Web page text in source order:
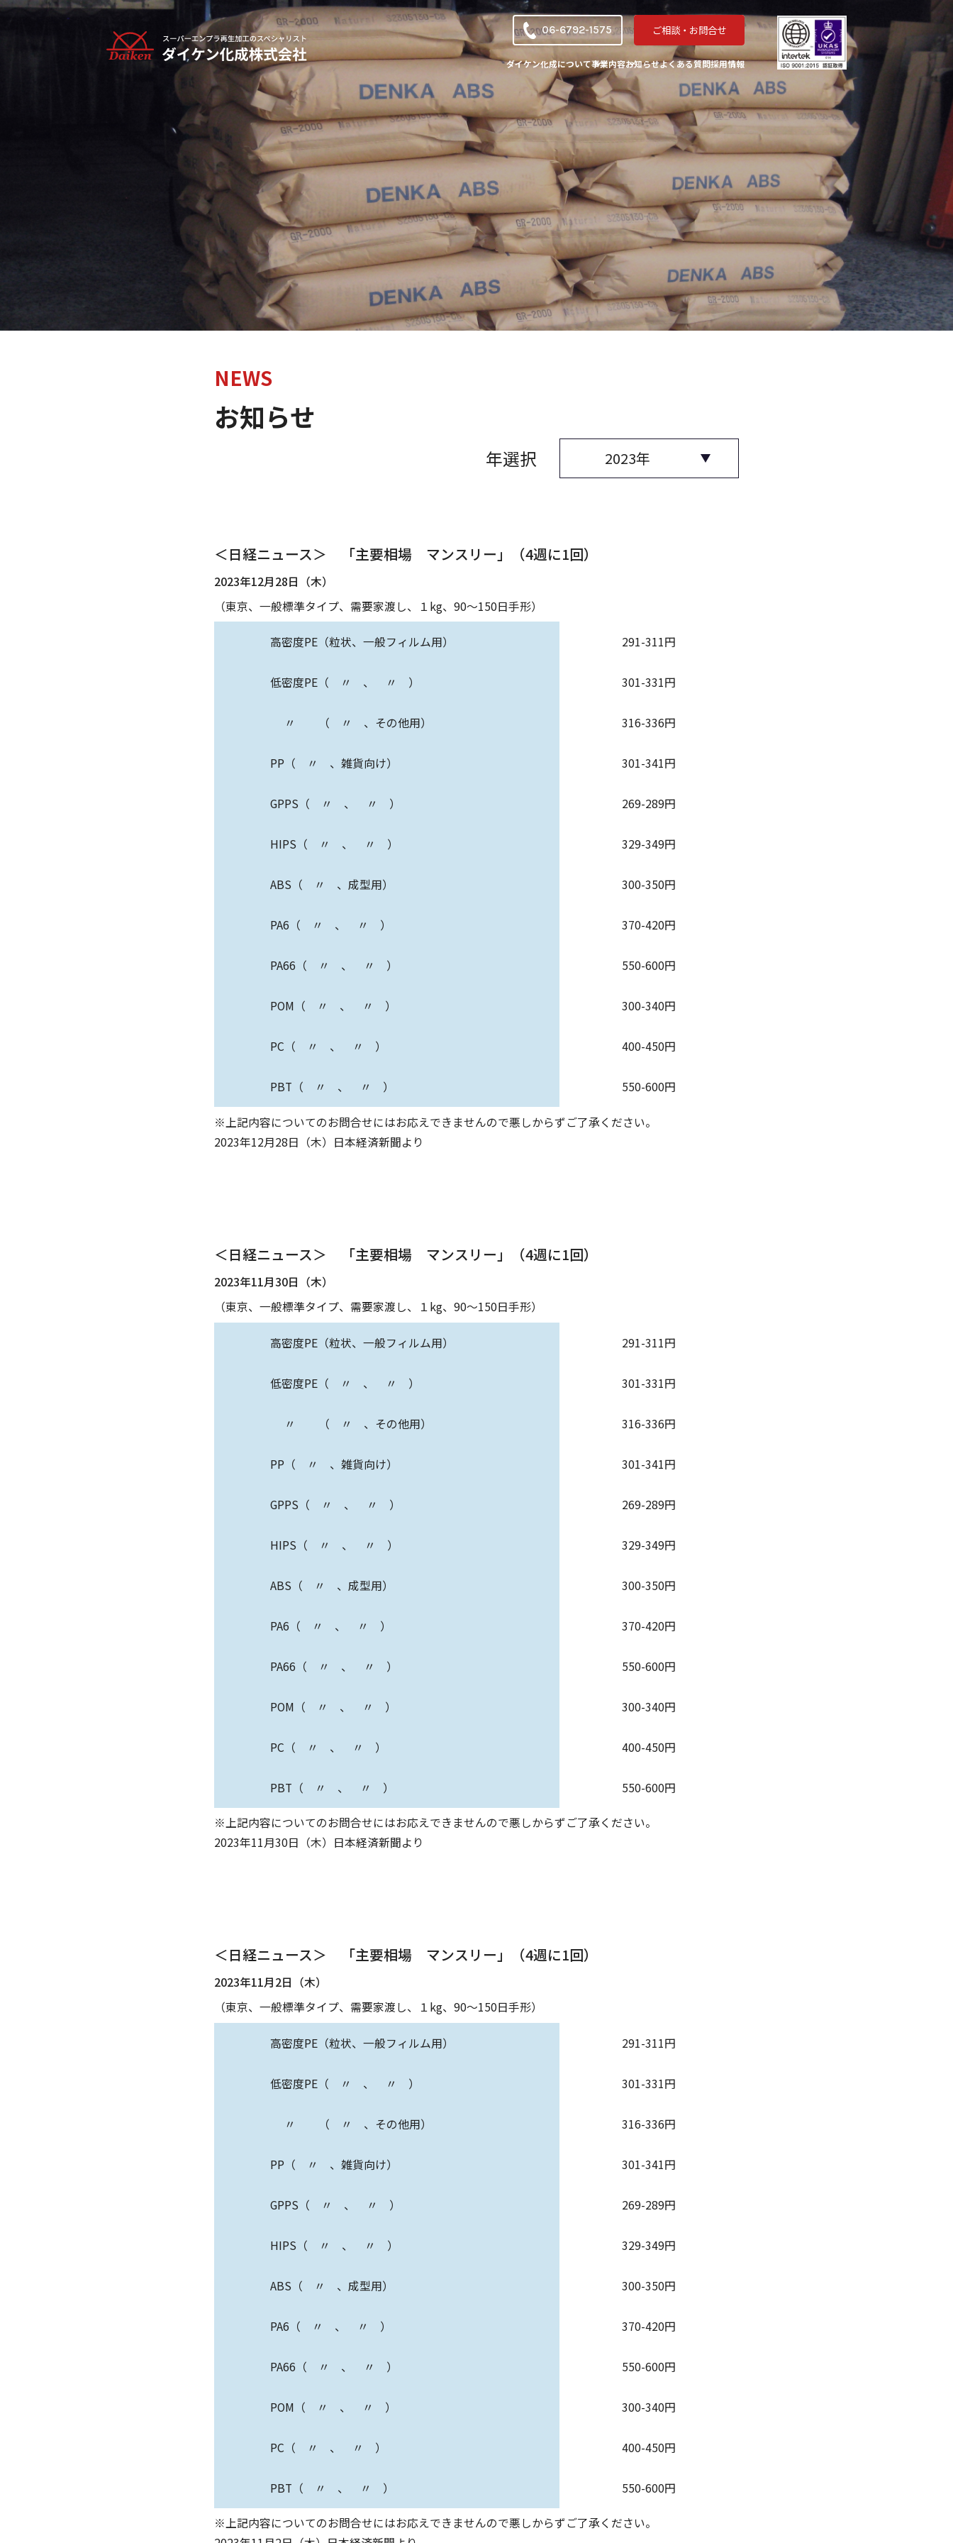
06-6792-1575 ご相談・お問合せ
ダイケン化成について事業内容お知らせよくある質問採用情報
NEWS
お知らせ
年選択
＜日経ニュース＞ 「主要相場 マンスリー」（4週に1回）
2023年12月28日（木）
（東京、一般標準タイプ、需要家渡し、１kg、90～150日手形）
高密度PE（粒状、一般フィルム用） 291-311円
低密度PE（ 〃 、 〃 ） 301-331円
〃 （ 〃 、その他用） 316-336円
PP（ 〃 、雑貨向け） 301-341円
GPPS（ 〃 、 〃 ） 269-289円
HIPS（ 〃 、 〃 ） 329-349円
ABS（ 〃 、成型用） 300-350円
PA6（ 〃 、 〃 ） 370-420円
PA66（ 〃 、 〃 ） 550-600円
POM（ 〃 、 〃 ） 300-340円
PC（ 〃 、 〃 ） 400-450円
PBT（ 〃 、 〃 ） 550-600円
※上記内容についてのお問合せにはお応えできませんので悪しからずご了承ください。
2023年12月28日（木）日本経済新聞より
＜日経ニュース＞ 「主要相場 マンスリー」（4週に1回）
2023年11月30日（木）
（東京、一般標準タイプ、需要家渡し、１kg、90～150日手形）
高密度PE（粒状、一般フィルム用） 291-311円
低密度PE（ 〃 、 〃 ） 301-331円
〃 （ 〃 、その他用） 316-336円
PP（ 〃 、雑貨向け） 301-341円
GPPS（ 〃 、 〃 ） 269-289円
HIPS（ 〃 、 〃 ） 329-349円
ABS（ 〃 、成型用） 300-350円
PA6（ 〃 、 〃 ） 370-420円
PA66（ 〃 、 〃 ） 550-600円
POM（ 〃 、 〃 ） 300-340円
PC（ 〃 、 〃 ） 400-450円
PBT（ 〃 、 〃 ） 550-600円
※上記内容についてのお問合せにはお応えできませんので悪しからずご了承ください。
2023年11月30日（木）日本経済新聞より
＜日経ニュース＞ 「主要相場 マンスリー」（4週に1回）
2023年11月2日（木）
（東京、一般標準タイプ、需要家渡し、１kg、90～150日手形）
高密度PE（粒状、一般フィルム用） 291-311円
低密度PE（ 〃 、 〃 ） 301-331円
〃 （ 〃 、その他用） 316-336円
PP（ 〃 、雑貨向け） 301-341円
GPPS（ 〃 、 〃 ） 269-289円
HIPS（ 〃 、 〃 ） 329-349円
ABS（ 〃 、成型用） 300-350円
PA6（ 〃 、 〃 ） 370-420円
PA66（ 〃 、 〃 ） 550-600円
POM（ 〃 、 〃 ） 300-340円
PC（ 〃 、 〃 ） 400-450円
PBT（ 〃 、 〃 ） 550-600円
※上記内容についてのお問合せにはお応えできませんので悪しからずご了承ください。